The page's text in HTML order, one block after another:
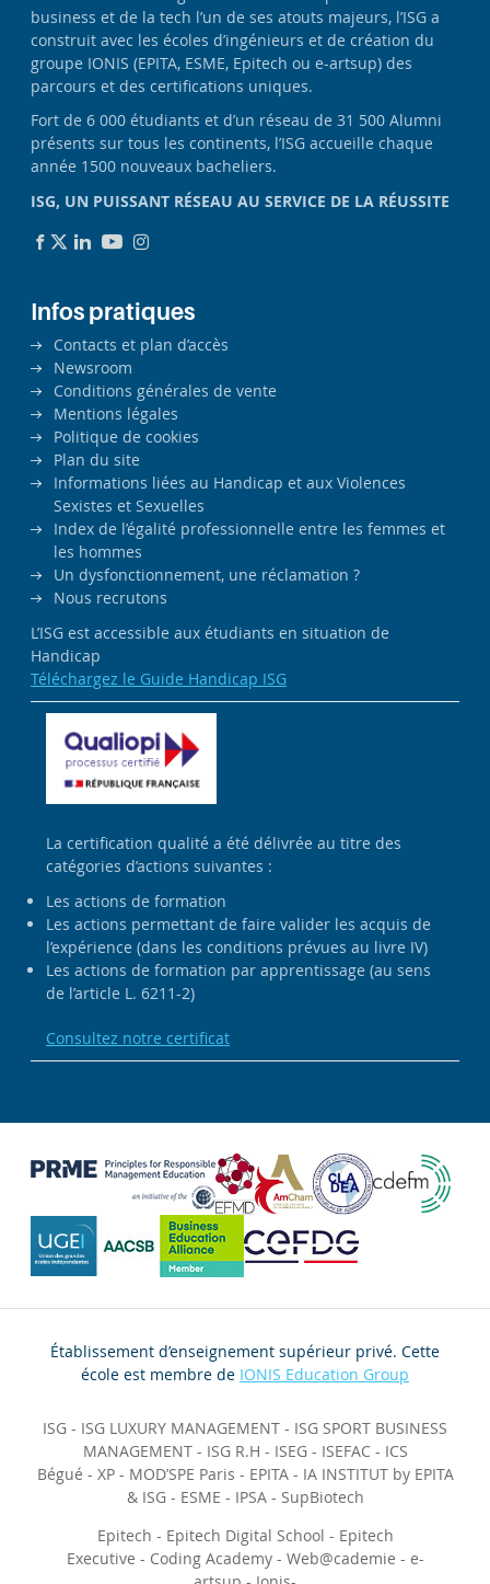
business et de la tech l’un de ses atouts majeurs, l’ISG a
construit avec les écoles d’ingénieurs et de création du
groupe IONIS (EPITA, ESME, Epitech ou e-artsup) des
parcours et des certifications uniques.
Fort de 6 000 étudiants et d’un réseau de 31 500 Alumni
présents sur tous les continents, l’ISG accueille chaque
année 1500 nouveaux bacheliers.
ISG, UN PUISSANT RÉSEAU AU SERVICE DE LA RÉUSSITE
Infos pratiques
Contacts et plan d’accès
Newsroom
Conditions générales de vente
Mentions légales
Politique de cookies
Plan du site
Informations liées au Handicap et aux Violences
Sexistes et Sexuelles
Index de l’égalité professionnelle entre les femmes et
les hommes
Un dysfonctionnement, une réclamation ?
Nous recrutons
L’ISG est accessible aux étudiants en situation de
Handicap
Téléchargez le Guide Handicap ISG
La certification qualité a été délivrée au titre des
catégories d’actions suivantes :
Les actions de formation
Les actions permettant de faire valider les acquis de
l’expérience (dans les conditions prévues au livre IV)
Les actions de formation par apprentissage (au sens
de l’article L. 6211-2)
Consultez notre certificat
Établissement d’enseignement supérieur privé. Cette
école est membre de IONIS Education Group
ISG - ISG LUXURY MANAGEMENT - ISG SPORT BUSINESS
MANAGEMENT- ISG R.H - ISEG- ISEFAC- ICS
Bégué - XP- MOD’SPE Paris - EPITA- IA INSTITUT by EPITA
& ISG- ESME - IPSA- SupBiotech
Epitech - Epitech Digital School - Epitech
Executive - Coding Academy- Web@cademie - e-